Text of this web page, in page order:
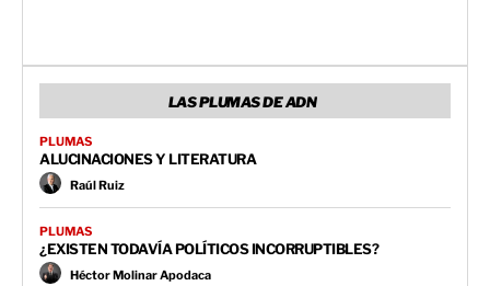
LAS PLUMAS DE ADN
PLUMAS
ALUCINACIONES Y LITERATURA
Raúl Ruiz
PLUMAS
¿EXISTEN TODAVÍA POLÍTICOS INCORRUPTIBLES?
Héctor Molinar Apodaca